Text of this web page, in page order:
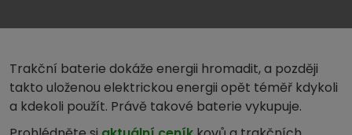
Trakční baterie dokáže energii hromadit, a později
takto uloženou elektrickou energii opět téměř kdykoli
a kdekoli použít. Právě takové baterie vykupuje.